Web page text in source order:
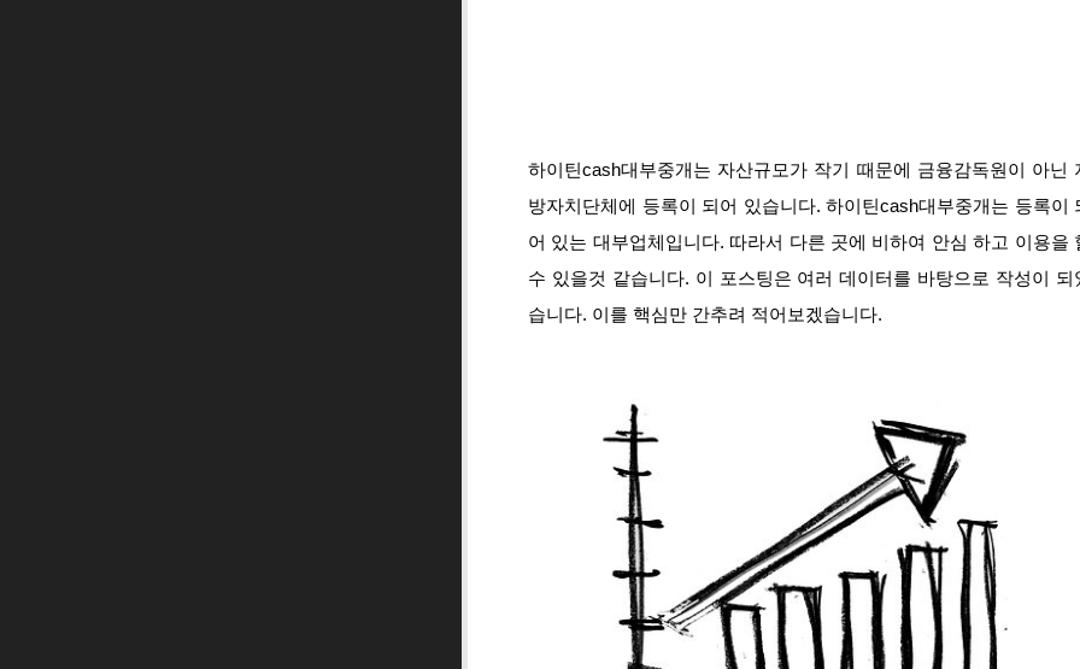
하이틴cash대부중개는 자산규모가 작기 때문에 금융감독원이 아닌
방자치단체에 등록이 되어 있습니다. 하이틴cash대부중개는 등록이
어 있는 대부업체입니다. 따라서 다른 곳에 비하여 안심 하고 이용을
수 있을것 같습니다. 이 포스팅은 여러 데이터를 바탕으로 작성이 되
습니다. 이를 핵심만 간추려 적어보겠습니다.